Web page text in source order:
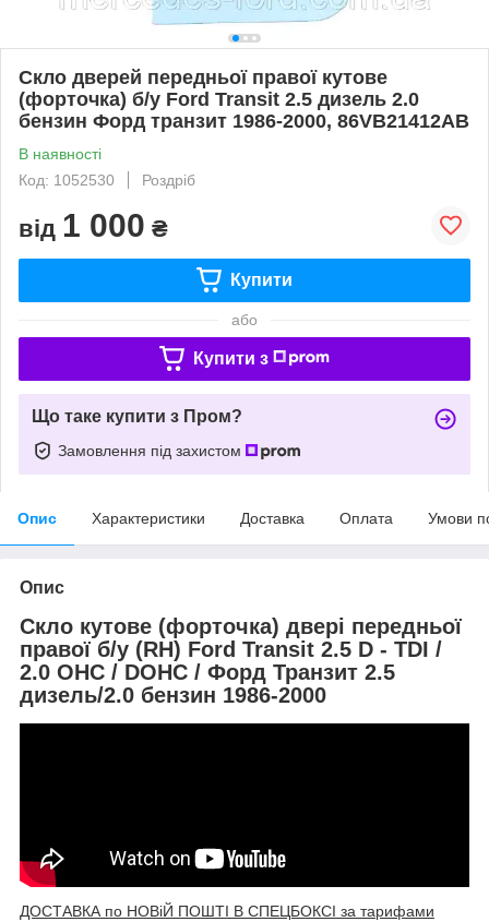
Скло дверей передньої правої кутове
(форточка) б/у Ford Transit 2.5 дизель 2.0
бензин Форд транзит 1986-2000, 86VB21412AB
В наявності
Код: 1052530
Роздріб
від 1 000 ₴
Купити
або
Купити з
Що таке купити з Пром?
Замовлення під захистом
Опис Характеристики Доставка Оплата Умови
Опис
Скло кутове (форточка) двері передньої
правої б/у (RH) Ford Transit 2.5 D - TDI /
2.0 OHC / DOHC / Форд Транзит 2.5
дизель/2.0 бензин 1986-2000
ДОСТАВКА по НОВіЙ ПОШТІ В СПЕЦБОКСІ за тарифами